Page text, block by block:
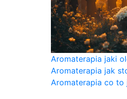
Aromaterapia jaki
Aromaterapia jak
Aromaterapia co to